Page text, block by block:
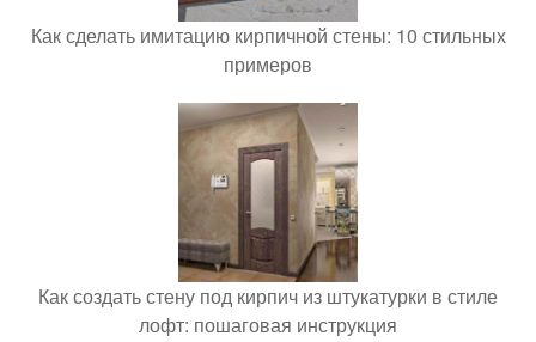
Как сделать имитацию кирпичной стены: 10 стильных
примеров
Как создать стену под кирпич из штукатурки в стиле
лофт: пошаговая инструкция